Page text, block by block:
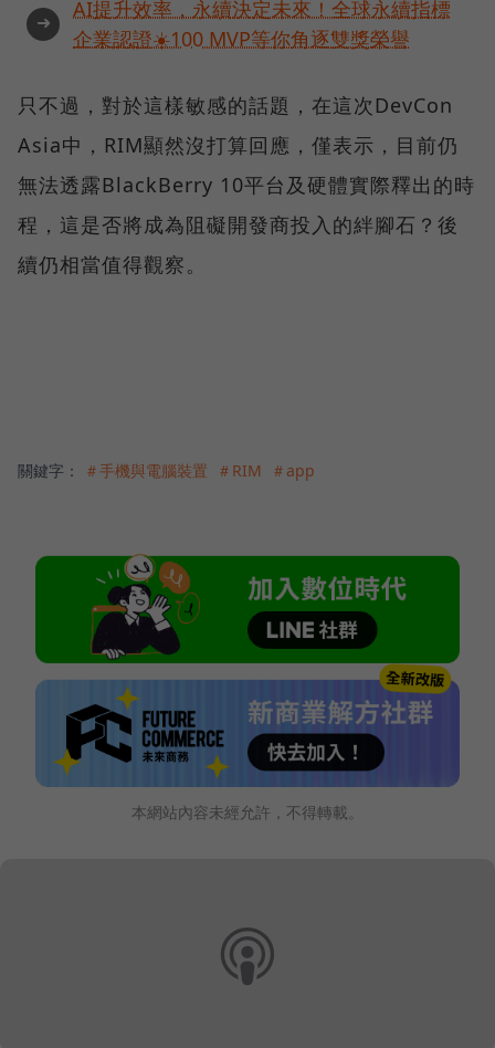
➜
AI提升效率，永續決定未來！全球永續指標
企業認證☀️100 MVP等你角逐雙獎榮譽
只不過，對於這樣敏感的話題，在這次DevCon
Asia中，RIM顯然沒打算回應，僅表示，目前仍
無法透露BlackBerry 10平台及硬體實際釋出的時
程，這是否將成為阻礙開發商投入的絆腳石？後
續仍相當值得觀察。
關鍵字： ＃手機與電腦裝置 ＃RIM ＃app
本網站內容未經允許，不得轉載。